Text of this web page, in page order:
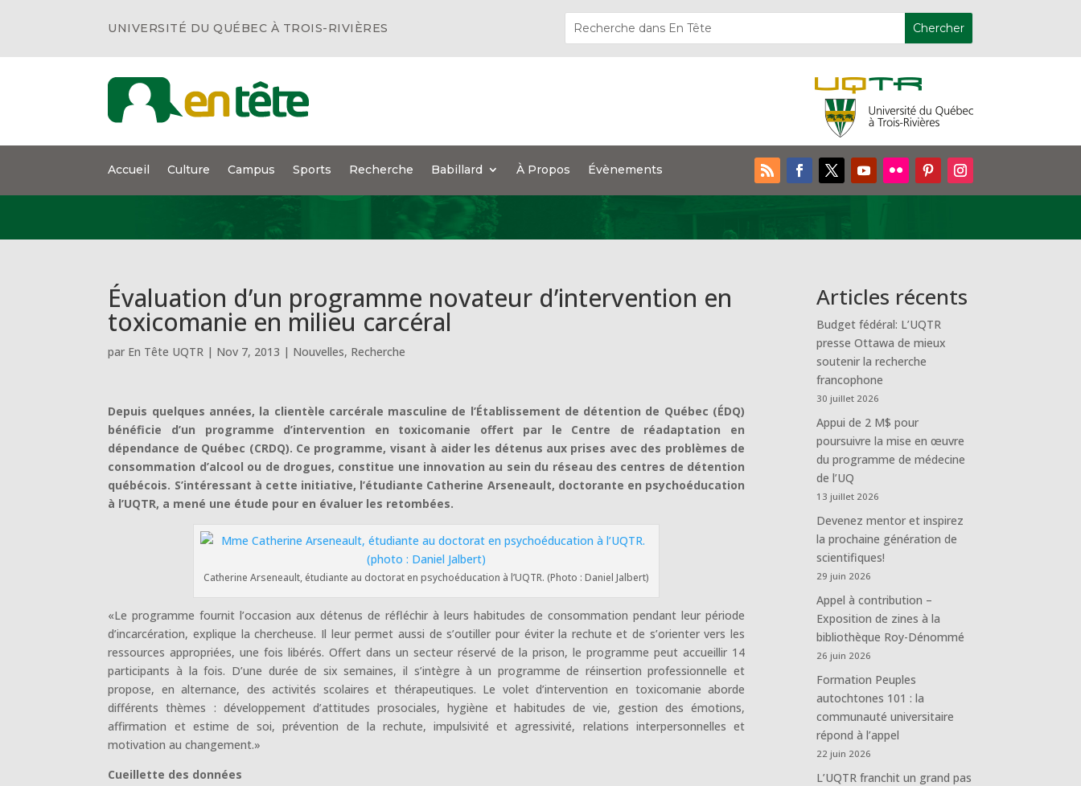
UNIVERSITÉ DU QUÉBEC À TROIS-RIVIÈRES
Accueil Culture Campus Sports Recherche Babillard À Propos Évènements
Évaluation d’un programme novateur d’intervention en
toxicomanie en milieu carcéral
par En Tête UQTR | Nov 7, 2013 | Nouvelles, Recherche
Depuis quelques années, la clientèle carcérale masculine de l’Établissement de détention de Québec (ÉDQ)
bénéficie d’un programme d’intervention en toxicomanie offert par le Centre de réadaptation en
dépendance de Québec (CRDQ). Ce programme, visant à aider les détenus aux prises avec des problèmes de
consommation d’alcool ou de drogues, constitue une innovation au sein du réseau des centres de détention
québécois. S’intéressant à cette initiative, l’étudiante Catherine Arseneault, doctorante en psychoéducation
à l’UQTR, a mené une étude pour en évaluer les retombées.
Catherine Arseneault, étudiante au doctorat en psychoéducation à l’UQTR. (Photo : Daniel Jalbert)
«Le programme fournit l’occasion aux détenus de réfléchir à leurs habitudes de consommation pendant leur période
d’incarcération, explique la chercheuse. Il leur permet aussi de s’outiller pour éviter la rechute et de s’orienter vers les
ressources appropriées, une fois libérés. Offert dans un secteur réservé de la prison, le programme peut accueillir 14
participants à la fois. D’une durée de six semaines, il s’intègre à un programme de réinsertion professionnelle et
propose, en alternance, des activités scolaires et thérapeutiques. Le volet d’intervention en toxicomanie aborde
différents thèmes : développement d’attitudes prosociales, hygiène et habitudes de vie, gestion des émotions,
affirmation et estime de soi, prévention de la rechute, impulsivité et agressivité, relations interpersonnelles et
motivation au changement.»
Cueillette des données
Articles récents
Budget fédéral: L’UQTR
presse Ottawa de mieux
soutenir la recherche
francophone
30 juillet 2026
Appui de 2 M$ pour
poursuivre la mise en œuvre
du programme de médecine
de l’UQ
13 juillet 2026
Devenez mentor et inspirez
la prochaine génération de
scientifiques!
29 juin 2026
Appel à contribution –
Exposition de zines à la
bibliothèque Roy-Dénommé
26 juin 2026
Formation Peuples
autochtones 101 : la
communauté universitaire
répond à l’appel
22 juin 2026
L’UQTR franchit un grand pas